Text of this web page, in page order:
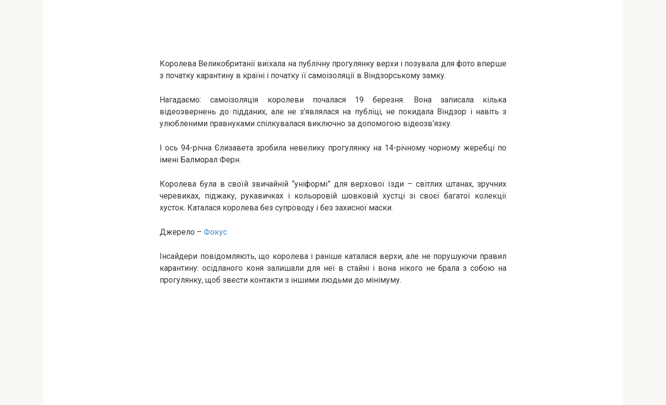
Королева Великобританії виїхала на публічну прогулянку верхи і позувала для фото вперше
з початку карантину в країні і початку її самоізоляції в Віндзорському замку.
Нагадаємо: самоізоляція королеви почалася 19 березня. Вона записала кілька
відеозвернень до підданих, але не з’являлася на публіці, не покидала Віндзор і навіть з
улюбленими правнуками спілкувалася виключно за допомогою відеозв’язку.
І ось 94-річна Єлизавета зробила невелику прогулянку на 14-річному чорному жеребці по
імені Балморал Ферн.
Королева була в своїй звичайній “уніформі” для верхової їзди – світлих штанах, зручних
черевиках, піджаку, рукавичках і кольоровій шовковій хустці зі своєї багатої колекції
хусток. Каталася королева без супроводу і без захисної маски.
Джерело – Фокус
Інсайдери повідомляють, що королева і раніше каталася верхи, але не порушуючи правил
карантину: осідланого коня залишали для неї в стайні і вона нікого не брала з собою на
прогулянку, щоб звести контакти з іншими людьми до мінімуму.